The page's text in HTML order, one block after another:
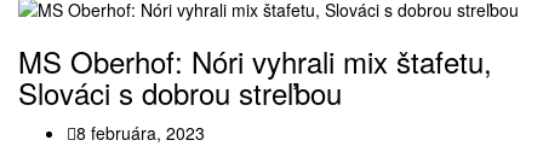
MS Oberhof: Nóri vyhrali mix štafetu,
Slováci s dobrou streľbou
8 februára, 2023